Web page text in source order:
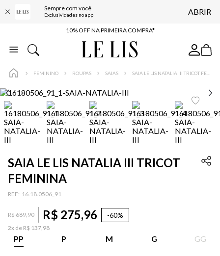
Sempre com você
Exclusividades no app ABRIR
BAIXE O APP
10% OFF NA PRIMEIRA COMPRA*
COMPRE ONLINE E RETIRE EM LOJA*
BAIXE O APP
10% OFF NA PRIMEIRA COMPRA*
FEMININO ROUPAS SAIAS
SAIA LE LIS NATALIA III TRICOT
FEMININA
: 16.18.0506_91
R$689,90 R$ 275,96 -60%
2x de R$ 137,98
PP P M G GG